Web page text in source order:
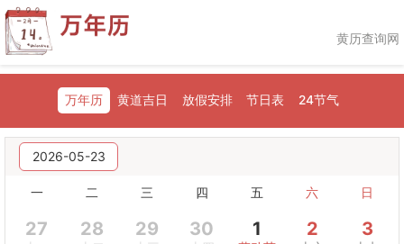
黄历查询网
万年历 黄道吉日 放假安排 节日表 24节气
2026-05-23
一 二 三 四 五 六 日
27 28 29 30 1 2 3